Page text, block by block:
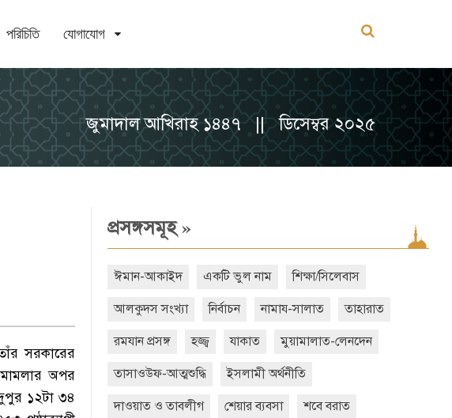
পরিচিতি যোগাযোগ
জুমাদাল আখিরাহ ১৪৪৭ || ডিসেম্বর ২০২৫
সরকারের
অপর
১২টা ৩৪
প্রসঙ্গসমূহ»
ঈমান-আকাইদ একটি ভুল নাম শিক্ষা/সিলেবাস
আলকুদস সংখ্যা নির্বাচন নামায-সালাত তাহারাত
রমযান প্রসঙ্গ হজ্জ্ব যাকাত মুয়ামালাত-লেনদেন
তাসাওউফ-আত্মশুদ্ধি ইসলামী অর্থনীতি
দাওয়াত ও তাবলীগ শেয়ার ব্যবসা শবে বরাত